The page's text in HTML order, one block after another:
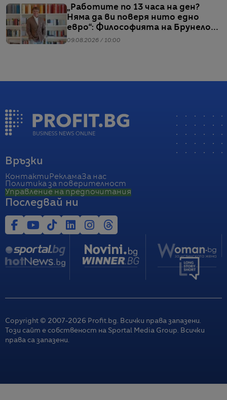
„Работите по 13 часа на ден?
Няма да ви поверя нито едно
евро“: Философията на Брунело
Кучинели за бизнеса и живота
09.08.2026 / 10:00
Връзки
Контакти РекламаЗа нас
Политика за поверителност
Управление на предпочитания
Последвай ни
Copyright © 2007-2026 Profit.bg. Всички права запазени.
Този сайт е собственост на Sportal Media Group. Всички
права са запазени.